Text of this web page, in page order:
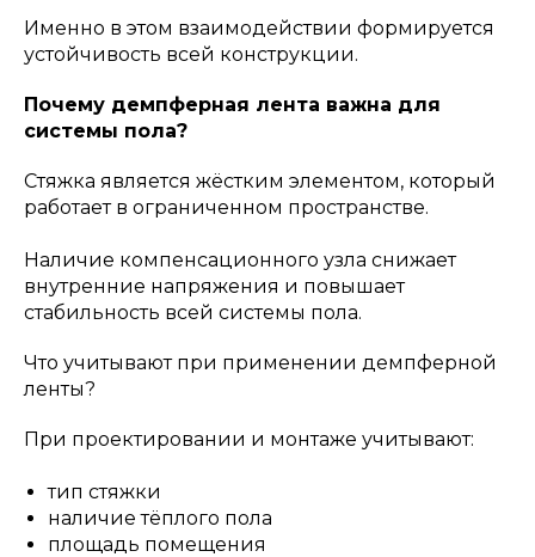
Именно в этом взаимодействии формируется
устойчивость всей конструкции.
Почему демпферная лента важна для
системы пола?
Стяжка является жёстким элементом, который
работает в ограниченном пространстве.
Наличие компенсационного узла снижает
внутренние напряжения и повышает
стабильность всей системы пола.
Что учитывают при применении демпферной
ленты?
При проектировании и монтаже учитывают:
тип стяжки
наличие тёплого пола
площадь помещения